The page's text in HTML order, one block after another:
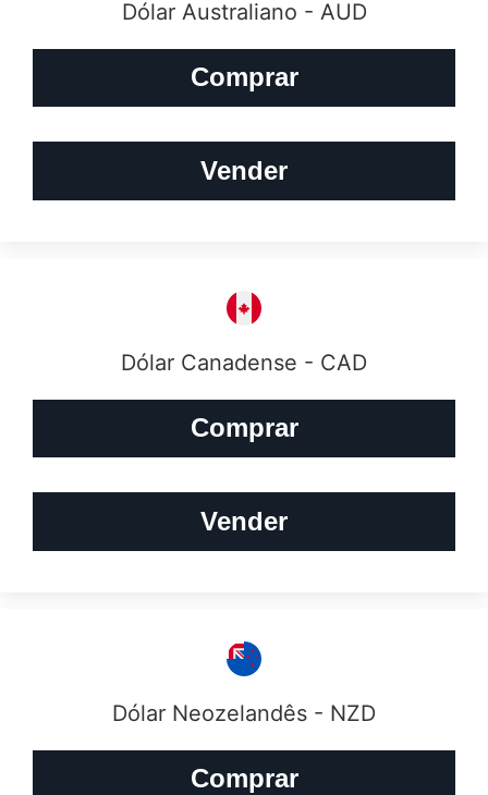
Dólar Australiano - AUD
Comprar
Vender
Dólar Canadense - CAD
Comprar
Vender
Dólar Neozelandês - NZD
Comprar